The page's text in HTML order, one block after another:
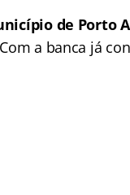
de Porto
Com a banca já